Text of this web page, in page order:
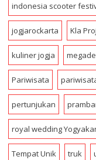
indonesia scooter
jogjarockarta Kla
kuliner jogja
Pariwisata
pertunjukan
royal wedding
Tempat Unik truk